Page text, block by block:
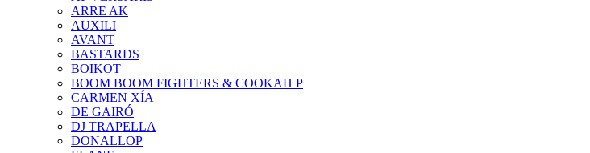
ARRE AK
AUXILI
AVANT
BASTARDS
BOIKOT
BOOM BOOM FIGHTERS & COOKAH P
CARMEN XÍA
DE GAIRÓ
DJ TRAPELLA
DONALLOP